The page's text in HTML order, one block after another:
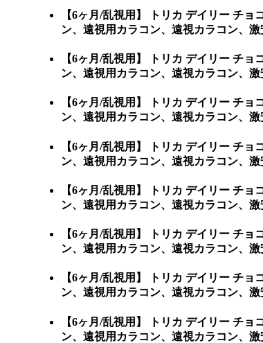
【6ヶ月/乱視用】 トリカ デイリー チ
ン、遠視用カラコン、遠視カラコン、
【6ヶ月/乱視用】 トリカ デイリー チ
ン、遠視用カラコン、遠視カラコン、
【6ヶ月/乱視用】 トリカ デイリー チ
ン、遠視用カラコン、遠視カラコン、
【6ヶ月/乱視用】 トリカ デイリー チ
ン、遠視用カラコン、遠視カラコン、
【6ヶ月/乱視用】 トリカ デイリー チ
ン、遠視用カラコン、遠視カラコン、
【6ヶ月/乱視用】 トリカ デイリー チ
ン、遠視用カラコン、遠視カラコン、
【6ヶ月/乱視用】 トリカ デイリー チ
ン、遠視用カラコン、遠視カラコン、
【6ヶ月/乱視用】 トリカ デイリー チ
ン、遠視用カラコン、遠視カラコン、